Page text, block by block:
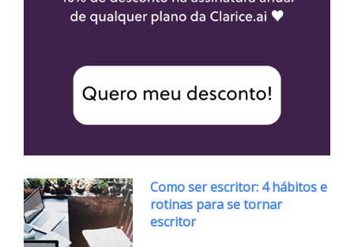
Como ser escritor: 4 hábitos e
rotinas para se tornar
escritor